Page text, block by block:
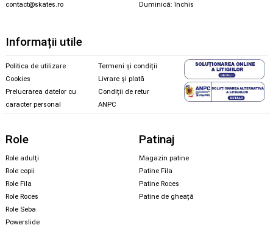
contact@skates.ro
Duminică: închis
Informații utile
Politica de utilizare
Cookies
Prelucrarea datelor cu
caracter personal
Termeni și condiții
Livrare și plată
Condiții de retur
ANPC
Role
Role adulți
Role copii
Role Fila
Role Roces
Role Seba
Powerslide
Patinaj
Magazin patine
Patine Fila
Patine Roces
Patine de gheață